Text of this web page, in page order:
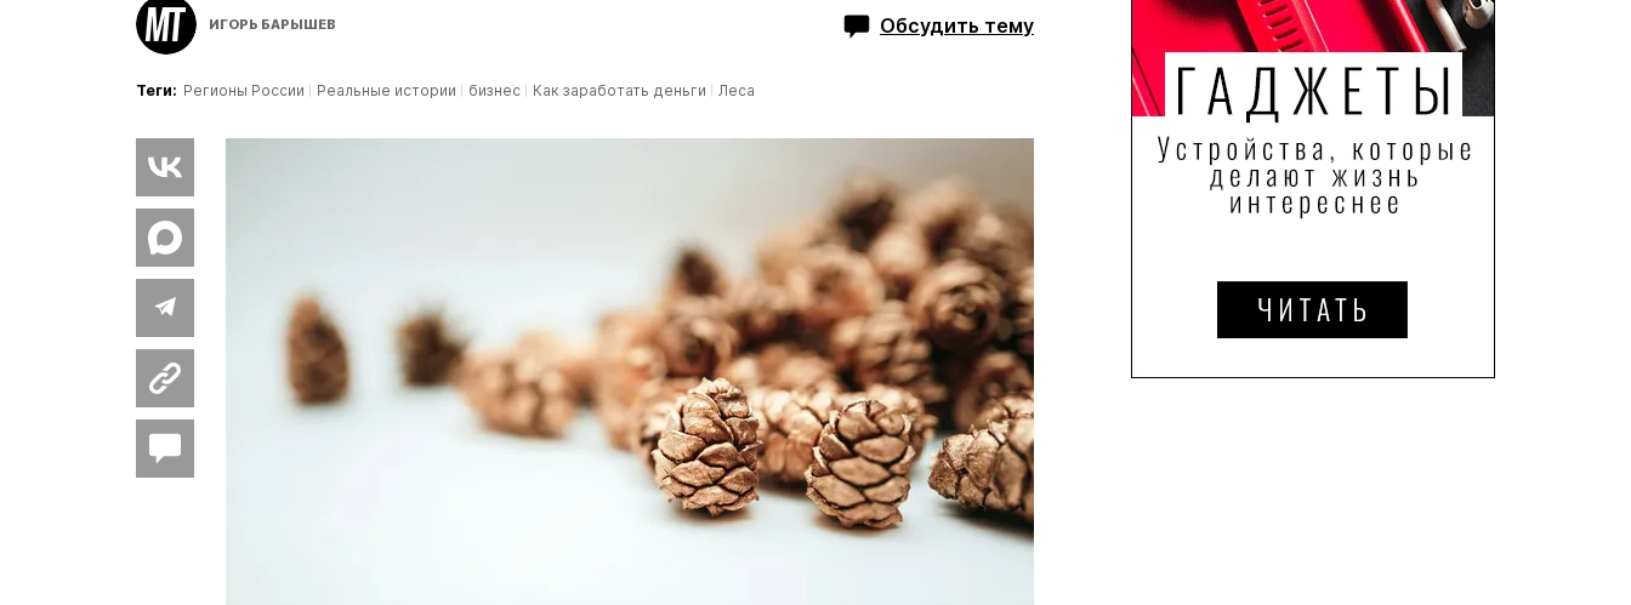
ИГОРЬ БАРЫШЕВ Обсудить тему
Теги: Регионы России Реальные истории бизнес Как заработать деньги Леса